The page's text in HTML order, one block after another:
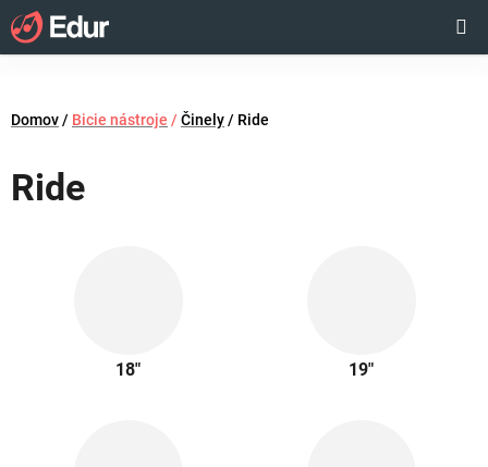
Prejsť
na
obsah
KOŠÍK
Domov/ Bicie nástroje / Činely/ Ride
Ride
18" 19"